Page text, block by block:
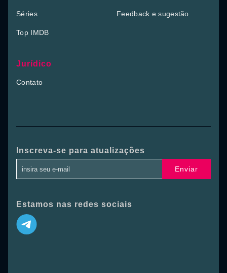
Séries
Top IMDB
Feedback e sugestão
Jurídico
Contato
Inscreva-se para atualizações
Enviar
Estamos nas redes sociais